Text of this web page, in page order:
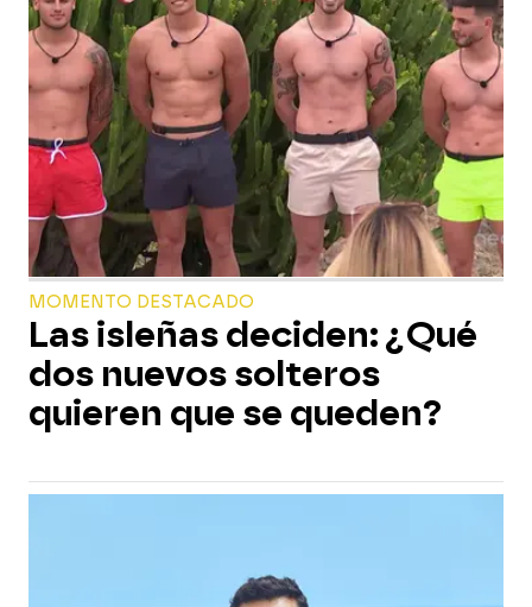
MOMENTO DESTACADO
Las isleñas deciden: ¿Qué
dos nuevos solteros
quieren que se queden?